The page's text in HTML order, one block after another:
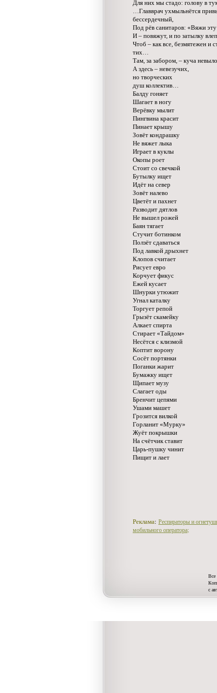
Для них мы стадо: голову в
…Главврач ухмыльнётся
бессердечный,
Под рёв санитаров: «Вяжи
И – повяжут, и по затылку
Чтоб – как все, безмятежен и
тих…
Там, за забором, – куча
А здесь – невезучих,
но творческих
душ коллектив…
Балду гоняет
Шагает в ногу
Верёвку мылит
Пингвина красит
Пинает крышу
Зовёт кондрашку
Не вяжет лыка
Играет в куклы
Окопы роет
Стоит со свечкой
Бутылку ищет
Идёт на север
Зовёт налево
Цветёт и пахнет
Разводит дятлов
Не вышел рожей
Баян тягает
Стучит ботинком
Ползёт сдаваться
Под лавкой дрыхнет
Клопов считает
Рисует евро
Корчует фикус
Ежей кусает
Шнурки утюжит
Угнал каталку
Торгует репой
Грызёт скамейку
Алкает спирта
Стирает «Тайдом»
Несётся с клизмой
Коптит ворону
Сосёт портянки
Поганки жарит
Бумажку ищет
Щипает музу
Слагает оды
Бренчит цепями
Ушами машет
Грозится вилкой
Горланит «Мурку»
Жуёт покрышки
На счётчик ставит
Царь-пушку чинит
Пищит и лает
Реклама: Респираторы и
мобильного оператора;
Все
с